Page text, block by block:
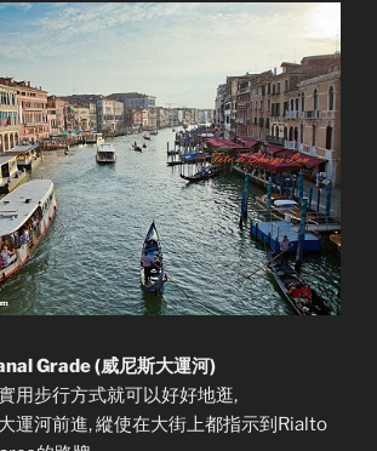
Grade (威尼斯大運河)
用步行方式就可以好好地逛,
運河前進, 縱使在大街上都指示到Rialto